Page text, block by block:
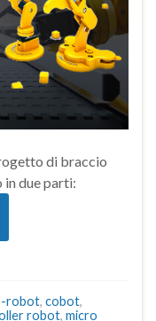
di braccio
in due parti:
robot, cobot,
robot, micro